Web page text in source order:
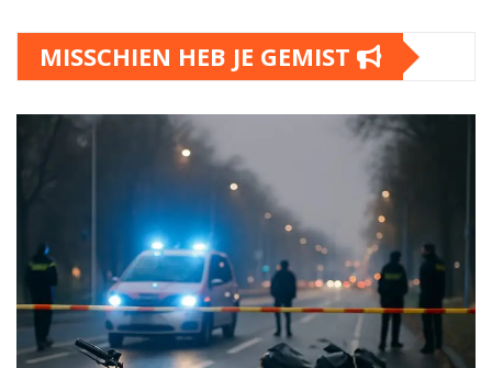
MISSCHIEN HEB JE GEMIST